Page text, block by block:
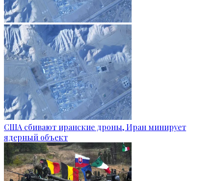
США сбивают иранские дроны, Иран минирует
ядерный объект